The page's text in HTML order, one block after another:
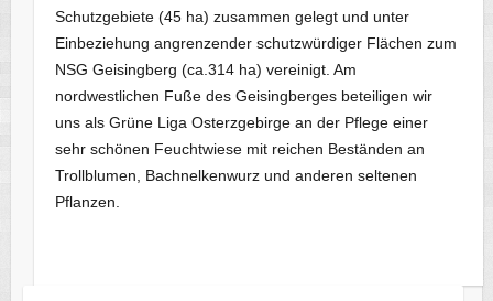
Schutzgebiete (45 ha) zusammen gelegt und unter
Einbeziehung angrenzender schutzwürdiger Flächen zum
NSG Geisingberg (ca.314 ha) vereinigt. Am
nordwestlichen Fuße des Geisingberges beteiligen wir
uns als Grüne Liga Osterzgebirge an der Pflege einer
sehr schönen Feuchtwiese mit reichen Beständen an
Trollblumen, Bachnelkenwurz und anderen seltenen
Pflanzen.